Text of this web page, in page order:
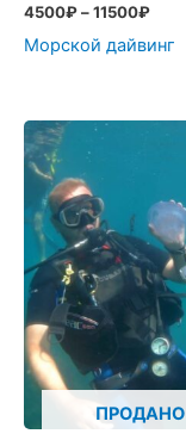
4500₽–11500₽
Морской дайвинг
ПРОДАНО